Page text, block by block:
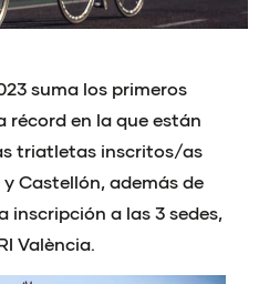
suma los primeros
récord en la que están
triatletas inscritos/as
Castellón, además de
inscripción a las 3 sedes,
València.